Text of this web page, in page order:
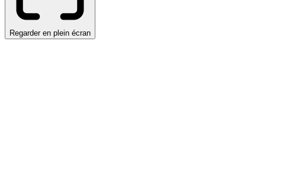
Regarder en plein écran